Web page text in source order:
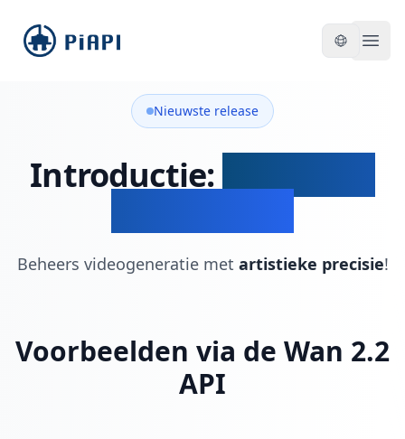
piapi
Nieuwste release
Introductie:
Wan 2.2 API
Beheers videogeneratie met artistieke precisie!
Voorbeelden via de Wan 2.2
API